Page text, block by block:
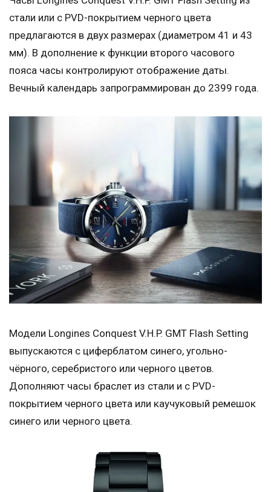
стали или с PVD-покрытием черного цвета
предлагаются в двух размерах (диаметром 41 и 43
мм). В дополнение к функции второго часового
пояса часы контролируют отображение даты.
Вечный календарь запрограммирован до 2399 года.
Модели Longines Conquest V.H.P. GMT Flash Setting
выпускаются с циферблатом синего, угольно-
чёрного, серебристого или черного цветов.
Дополняют часы браслет из стали и с PVD-
покрытием черного цвета или каучуковый ремешок
синего или черного цвета.